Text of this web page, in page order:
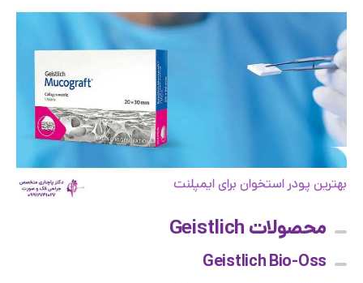
بهترین پودر استخوان برای ایمپلنت
محصولات Geistlich
Geistlich Bio-Oss